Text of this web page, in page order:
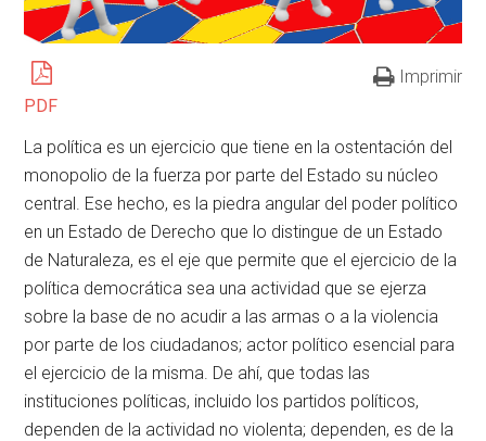
PDF
Imprimir
La política es un ejercicio que tiene en la ostentación del
monopolio de la fuerza por parte del Estado su núcleo
central. Ese hecho, es la piedra angular del poder político
en un Estado de Derecho que lo distingue de un Estado
de Naturaleza, es el eje que permite que el ejercicio de la
política democrática sea una actividad que se ejerza
sobre la base de no acudir a las armas o a la violencia
por parte de los ciudadanos; actor político esencial para
el ejercicio de la misma. De ahí, que todas las
instituciones políticas, incluido los partidos políticos,
dependen de la actividad no violenta; dependen, es de la